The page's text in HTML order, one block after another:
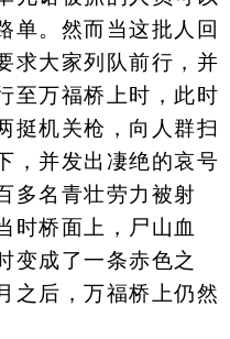
单。然而当这批人回
求大家列队前行，并
至万福桥上时，此时
挺机关枪，向人群扫
，并发出凄绝的哀号
多名青壮劳力被射
时桥面上，尸山血
变成了一条赤色之
之后，万福桥上仍然